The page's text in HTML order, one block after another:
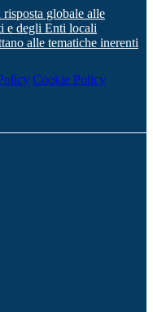
globale alle
e degli Enti locali
alle tematiche inerenti
Cookie Policy